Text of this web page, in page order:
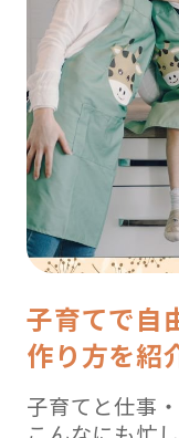
子育てで自
作り方を紹
子育てと仕事